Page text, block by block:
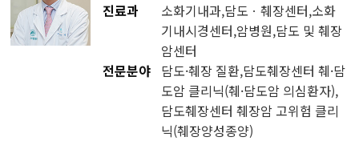
진료과 소화기내과,담도ㆍ췌장센터,소화
기내시경센터,암병원,담도 및 췌장
암센터
전문분야 담도·췌장 질환,담도췌장센터 췌·담
도암 클리닉(췌·담도암 의심환자),
담도췌장센터 췌장암 고위험 클리
닉(췌장양성종양)